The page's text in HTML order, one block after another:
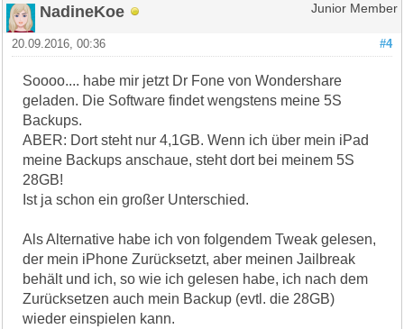
NadineKoe Junior Member
#4
20.09.2016, 00:36
Soooo.... habe mir jetzt Dr Fone von Wondershare
geladen. Die Software findet wengstens meine 5S
Backups.
ABER: Dort steht nur 4,1GB. Wenn ich über mein iPad
meine Backups anschaue, steht dort bei meinem 5S
28GB!
Ist ja schon ein großer Unterschied.
Als Alternative habe ich von folgendem Tweak gelesen,
der mein iPhone Zurücksetzt, aber meinen Jailbreak
behält und ich, so wie ich gelesen habe, ich nach dem
Zurücksetzen auch mein Backup (evtl. die 28GB)
wieder einspielen kann.